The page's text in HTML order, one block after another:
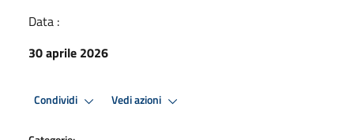
Data :
30 aprile 2026
Condividi Vedi azioni